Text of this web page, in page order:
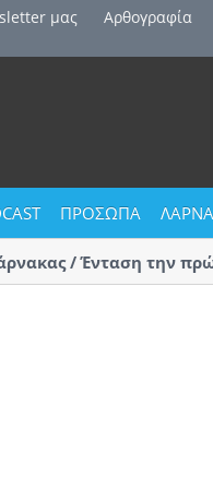
μας Αρθογραφία
ΠΡΟΣΩΠΑ
/ Ένταση την πρώτη
Επαγγελματίες οδηγοί